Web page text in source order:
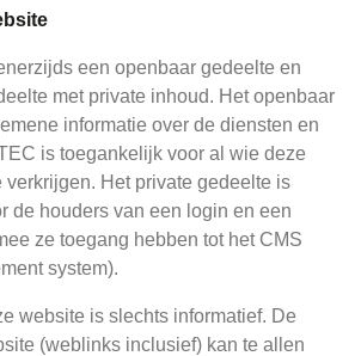
een openbaar gedeelte en
met private inhoud. Het openbaar
informatie over de diensten en
is toegankelijk voor al wie deze
verkrijgen. Het private gedeelte is
de houders van een login en een
ze toegang hebben tot het CMS
system).
website is slechts informatief. De
(weblinks inclusief) kan te allen